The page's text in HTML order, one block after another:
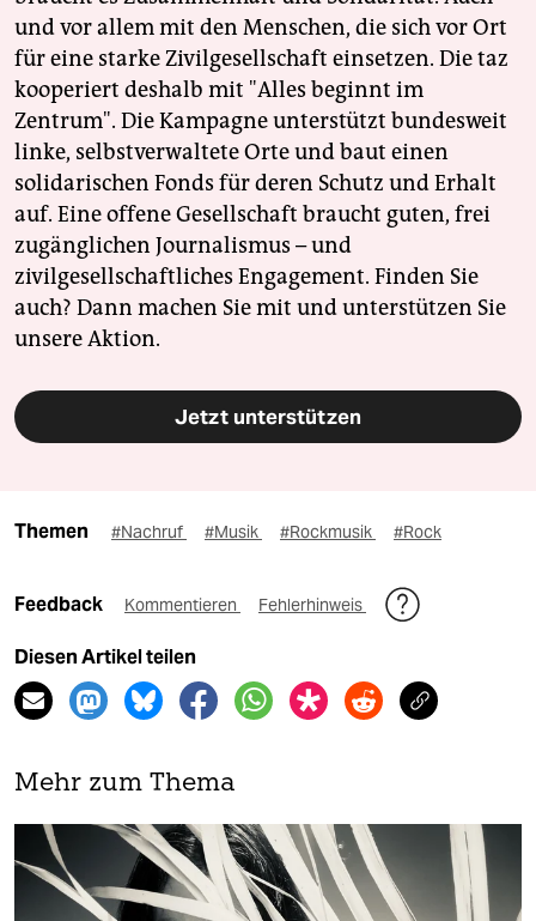
und vor allem mit den Menschen, die sich vor Ort
für eine starke Zivilgesellschaft einsetzen. Die taz
kooperiert deshalb mit "Alles beginnt im
Zentrum". Die Kampagne unterstützt bundesweit
linke, selbstverwaltete Orte und baut einen
solidarischen Fonds für deren Schutz und Erhalt
auf. Eine offene Gesellschaft braucht guten, frei
zugänglichen Journalismus – und
zivilgesellschaftliches Engagement. Finden Sie
auch? Dann machen Sie mit und unterstützen Sie
unsere Aktion.
Jetzt unterstützen
Themen #Nachruf #Musik #Rockmusik #Rock
Feedback Kommentieren Fehlerhinweis
Diesen Artikel teilen
Mehr zum Thema